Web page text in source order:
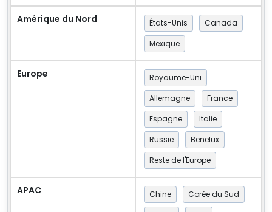
Amérique du Nord États-Unis
Canada
Mexique
Europe
Royaume-Uni
Allemagne
France
Espagne
Italie
Russie
Benelux
Reste de l'Europe
APAC Chine
Corée du Sud